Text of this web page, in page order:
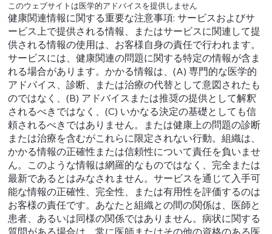
このウェブサイトは医学的アドバイスを提供しません
健康関連情報に関する重要な注意事項: サービスおよびサ
ービス上で提供される情報、またはサービスに関連して提
供される情報の使用は、お客様自身の責任で行われます。
サービスには、健康関連の問題に関する特定の情報が含ま
れる場合があります。かかる情報は、(A) 専門的な医学的
アドバイス、診断、または治療の代替として意図されたも
のではなく、(B) アドバイスまたは推奨の提供として解釈
されるべきではなく、(C) いかなる決定の基礎としても信
頼されるべきではありません。または健康上の問題の診断
または治療を含むがこれらに限定されない行動。組織は、
かかる情報の正確性または信頼性について責任を負いませ
ん。このような情報は網羅的なものではなく、完全または
最新であるとはみなされません。サービスを通じて入手可
能な情報の正確性、完全性、または有用性を評価するのは
お客様の責任です。あなたと組織との間の関係は、医師と
患者、あるいは同様の関係ではありません。病状に関する